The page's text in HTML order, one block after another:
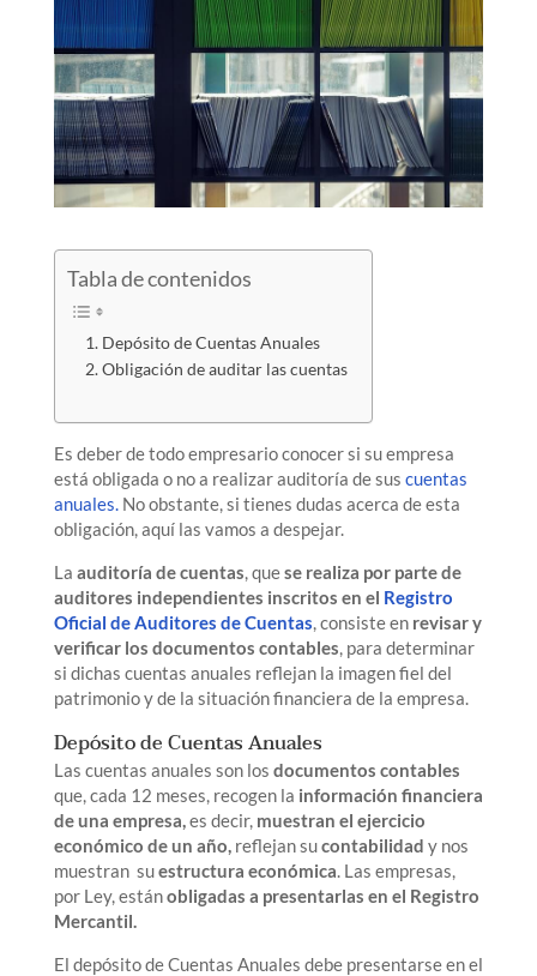
Tabla de contenidos
Depósito de Cuentas Anuales
Obligación de auditar las cuentas
Es deber de todo empresario conocer si su empresa
está obligada o no a realizar auditoría de sus cuentas
anuales.No obstante, si tienes dudas acerca de esta
obligación, aquí las vamos a despejar.
La auditoría de cuentas, quese realiza por parte de
auditores independientes inscritos en el Registro
Oficial de Auditores de Cuentas, consiste en revisar y
verificar los documentos contables, para determinar
si dichas cuentas anuales reflejan la imagen fiel del
patrimonio y de la situación financiera de la empresa.
Depósito de Cuentas Anuales
Las cuentas anuales son los documentos contables
que, cada 12 meses, recogen la información financiera
de una empresa,es decir, muestran el ejercicio
económico de un año,reflejan sucontabilidad y nos
muestran suestructura económica. Las empresas,
por Ley, estánobligadas a presentarlas en el Registro
Mercantil.
El depósito de Cuentas Anuales debe presentarse en el